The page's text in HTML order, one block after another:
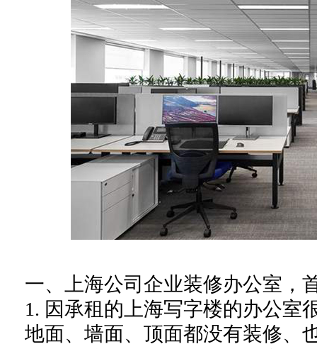
一、上海公司企业装修办公室，
1. 因承租的上海写字楼的办公室
地面、墙面、顶面都没有装修、